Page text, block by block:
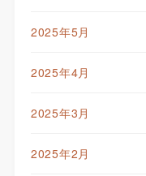
2025年5月
2025年4月
2025年3月
2025年2月